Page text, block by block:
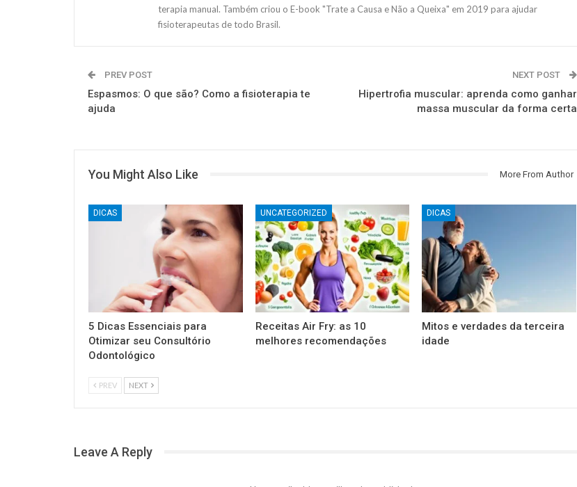
terapia manual. Também criou o E-book "Trate a Causa e Não a Queixa" em 2019 para ajudar
fisioterapeutas de todo Brasil.
PREV POST
Espasmos: O que são? Como a fisioterapia te
ajuda
NEXT POST
Hipertrofia muscular: aprenda como ganhar
massa muscular da forma certa
You Might Also Like More From Author
DICAS
5 Dicas Essenciais para
Otimizar seu Consultório
Odontológico
UNCATEGORIZED
Receitas Air Fry: as 10
melhores recomendações
DICAS
Mitos e verdades da terceira
idade
PREV NEXT
Leave A Reply